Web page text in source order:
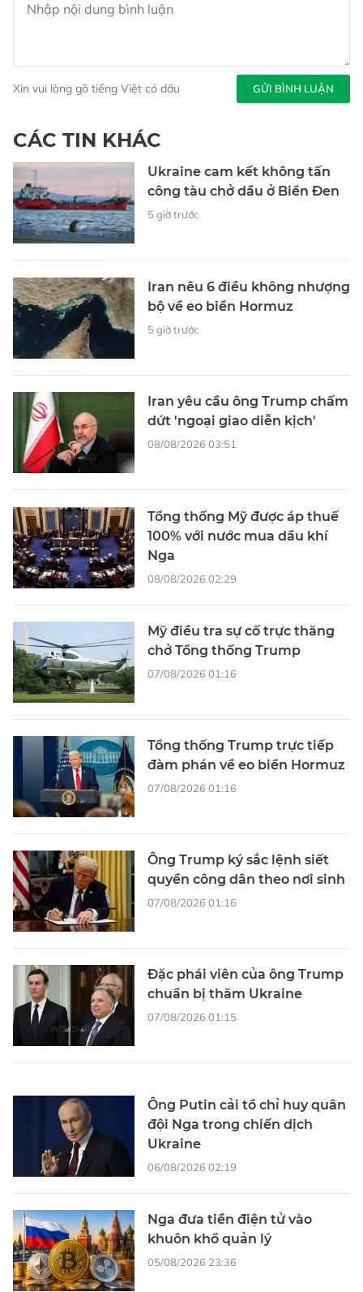
Xin vui lòng gõ tiếng Việt có dấu GỬI BÌNH LUẬN
CÁC TIN KHÁC
Ukraine cam kết không tấn
công tàu chở dầu ở Biển Đen
5 giờ trước
Iran nêu 6 điều không nhượng
bộ về eo biển Hormuz
5 giờ trước
Iran yêu cầu ông Trump chấm
dứt 'ngoại giao diễn kịch'
08/08/2026 03:51
Tổng thống Mỹ được áp thuế
100% với nước mua dầu khí
Nga
08/08/2026 02:29
Mỹ điều tra sự cố trực thăng
chở Tổng thống Trump
07/08/2026 01:16
Tổng thống Trump trực tiếp
đàm phán về eo biển Hormuz
07/08/2026 01:16
Ông Trump ký sắc lệnh siết
quyền công dân theo nơi sinh
07/08/2026 01:16
Đặc phái viên của ông Trump
chuẩn bị thăm Ukraine
07/08/2026 01:15
Ông Putin cải tổ chỉ huy quân
đội Nga trong chiến dịch
Ukraine
06/08/2026 02:19
Nga đưa tiền điện tử vào
khuôn khổ quản lý
05/08/2026 23:36